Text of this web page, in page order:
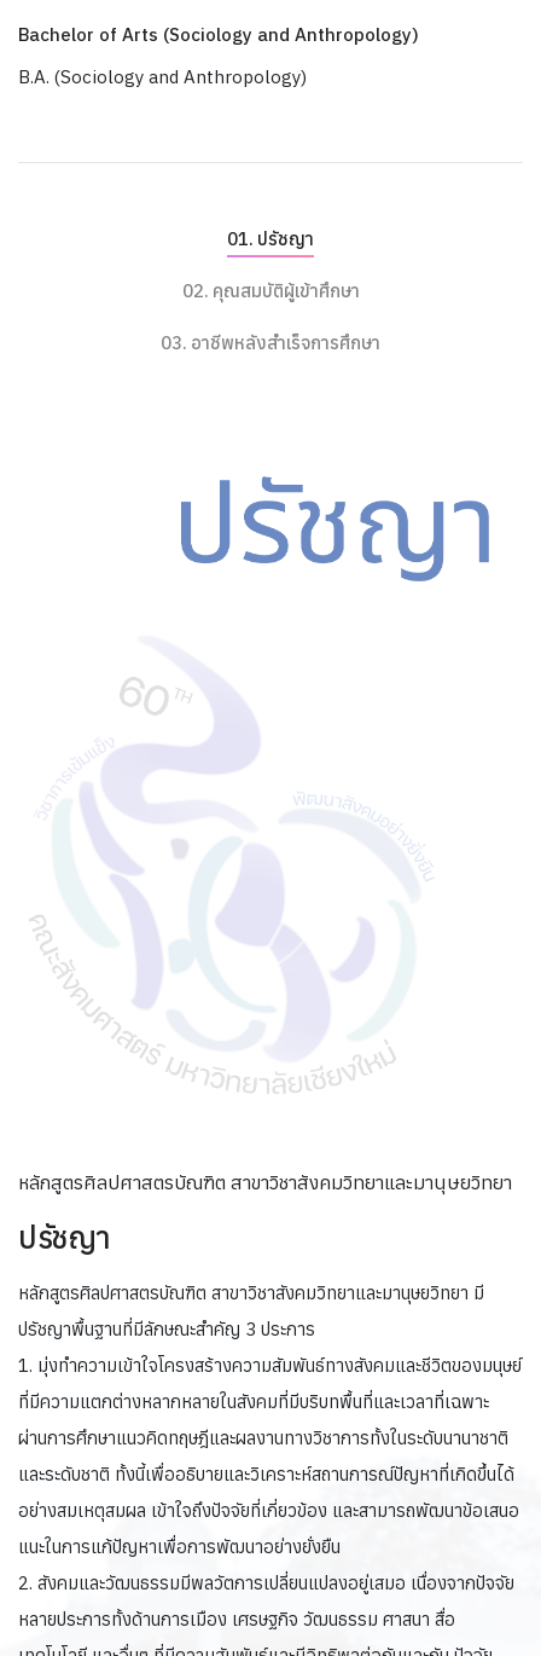
Bachelor of Arts (Sociology and Anthropology)
B.A. (Sociology and Anthropology)
ปรัชญา
คุณสมบัติผู้เข้าศึกษา
อาชีพหลังสำเร็จการศึกษา
หลักสูตรศิลปศาสตรบัณฑิต สาขาวิชาสังคมวิทยาและมานุษยวิทยา
ปรัชญา
หลักสูตรศิลปศาสตรบัณฑิต สาขาวิชาสังคมวิทยาและมานุษยวิทยา มี
ปรัชญาพื้นฐานที่มีลักษณะสำคัญ 3 ประการ
1. มุ่งทำความเข้าใจโครงสร้างความสัมพันธ์ทางสังคมและชีวิตของมนุษย์
ที่มีความแตกต่างหลากหลายในสังคมที่มีบริบทพื้นที่และเวลาที่เฉพาะ
ผ่านการศึกษาแนวคิดทฤษฎีและผลงานทางวิชาการทั้งในระดับนานาชาติ
และระดับชาติ ทั้งนี้เพื่ออธิบายและวิเคราะห์สถานการณ์ปัญหาที่เกิดขึ้นได้
อย่างสมเหตุสมผล เข้าใจถึงปัจจัยที่เกี่ยวข้อง และสามารถพัฒนาข้อเสนอ
แนะในการแก้ปัญหาเพื่อการพัฒนาอย่างยั่งยืน
2. สังคมและวัฒนธรรมมีพลวัตการเปลี่ยนแปลงอยู่เสมอ เนื่องจากปัจจัย
หลายประการทั้งด้านการเมือง เศรษฐกิจ วัฒนธรรม ศาสนา สื่อ